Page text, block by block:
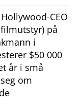
CEO
på
i
$50 000
år i små
om